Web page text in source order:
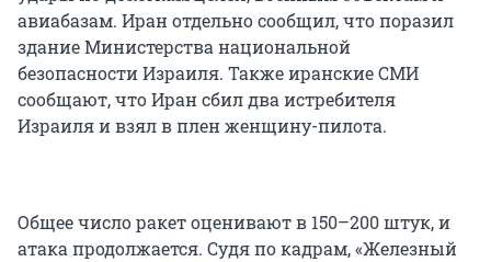
авиабазам. Иран отдельно сообщил, что поразил
здание Министерства национальной
безопасности Израиля. Также иранские СМИ
сообщают, что Иран сбил два истребителя
Израиля и взял в плен женщину-пилота.
Общее число ракет оценивают в 150–200 штук, и
атака продолжается. Судя по кадрам, «Железный